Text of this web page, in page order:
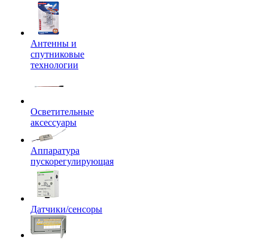
Антенны и
спутниковые
технологии
Осветительные
аксессуары
Аппаратура
пускорегулирующая
Датчики/сенсоры